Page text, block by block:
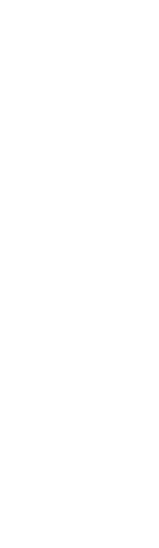
Как
Какие
Какие
Как
Какие